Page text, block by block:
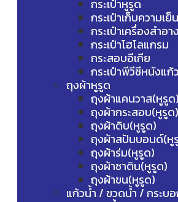
กระเป๋าหูรูด
กระเป๋าเก็บความเย็น
กระเป๋าเครื่องสำอา
กระเป๋าโฮโลแกรม
กระสอบอีเกีย
กระเป๋าพีวีซีหนังแก้ว
ถุงผ้าหูรูด
ถุงผ้าแคนวาส(หูรูด)
ถุงผ้ากระสอบ(หูรูด)
ถุงผ้าดิบ(หูรูด)
ถุงผ้าสปันบอนด์(หู
ถุงผ้าร่ม(หูรูด)
ถุงผ้าซาติน(หูรูด)
ถุงผ้าขน(หูรูด)
แก้วน้ำ / ขวดน้ำ / กระบ